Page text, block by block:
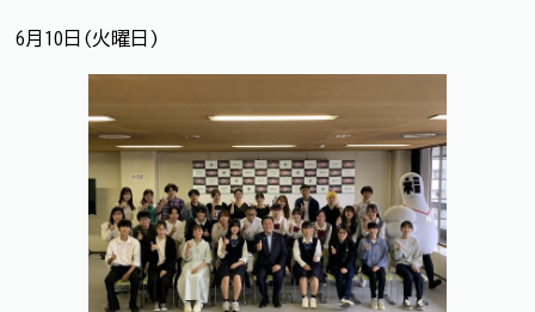
6月10日(火曜日)